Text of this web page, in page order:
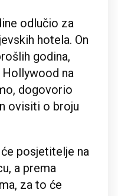
odlučio za
hotela. On
godina,
na
dogovorio
ovisiti o broju
posjetitelje na
a prema
za to će